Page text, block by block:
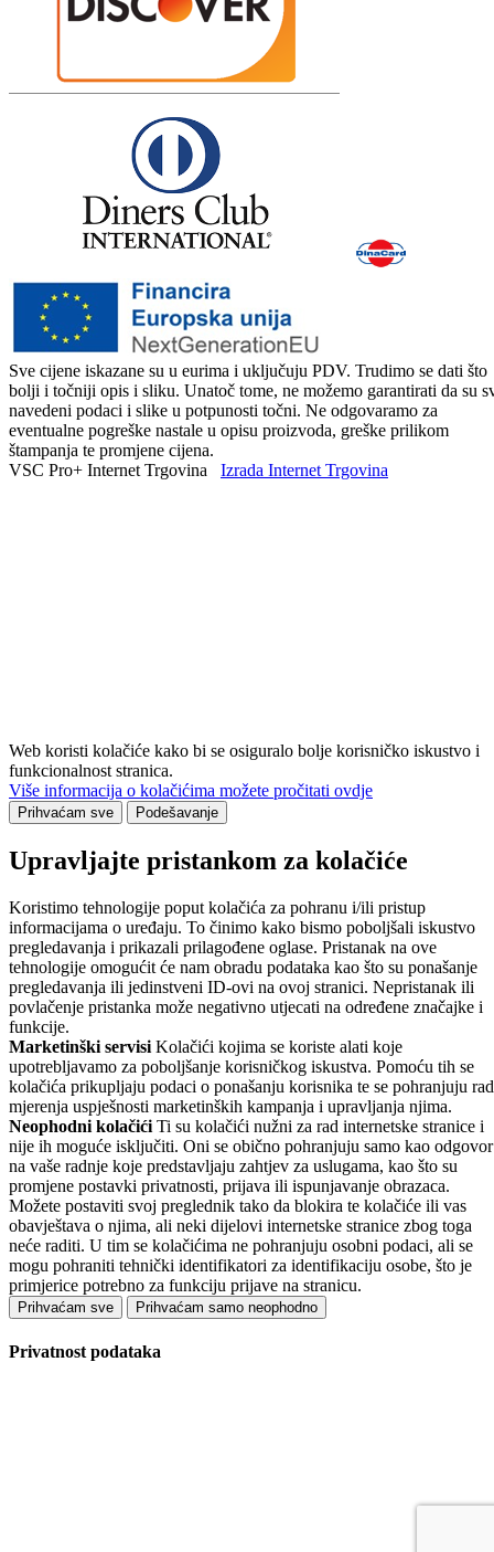
Sve cijene iskazane su u eurima i uključuju PDV. Trudimo se dati što
bolji i točniji opis i sliku. Unatoč tome, ne možemo garantirati da su
navedeni podaci i slike u potpunosti točni. Ne odgovaramo za
eventualne pogreške nastale u opisu proizvoda, greške prilikom
štampanja te promjene cijena.
VSC Pro+ Internet Trgovina Izrada Internet Trgovina
Web koristi kolačiće kako bi se osiguralo bolje korisničko iskustvo i
funkcionalnost stranica.
Više informacija o kolačićima možete pročitati ovdje
Prihvaćam sve Podešavanje
Upravljajte pristankom za kolačiće
Koristimo tehnologije poput kolačića za pohranu i/ili pristup
informacijama o uređaju. To činimo kako bismo poboljšali iskustvo
pregledavanja i prikazali prilagođene oglase. Pristanak na ove
tehnologije omogućit će nam obradu podataka kao što su ponašanje
pregledavanja ili jedinstveni ID-ovi na ovoj stranici. Nepristanak ili
povlačenje pristanka može negativno utjecati na određene značajke i
funkcije.
Marketinški servisi Kolačići kojima se koriste alati koje
upotrebljavamo za poboljšanje korisničkog iskustva. Pomoću tih se
kolačića prikupljaju podaci o ponašanju korisnika te se pohranjuju
mjerenja uspješnosti marketinških kampanja i upravljanja njima.
Neophodni kolačići Ti su kolačići nužni za rad internetske stranice i
nije ih moguće isključiti. Oni se obično pohranjuju samo kao odgovor
na vaše radnje koje predstavljaju zahtjev za uslugama, kao što su
promjene postavki privatnosti, prijava ili ispunjavanje obrazaca.
Možete postaviti svoj preglednik tako da blokira te kolačiće ili vas
obavještava o njima, ali neki dijelovi internetske stranice zbog toga
neće raditi. U tim se kolačićima ne pohranjuju osobni podaci, ali se
mogu pohraniti tehnički identifikatori za identifikaciju osobe, što je
primjerice potrebno za funkciju prijave na stranicu.
Prihvaćam sve Prihvaćam samo neophodno
Privatnost podataka